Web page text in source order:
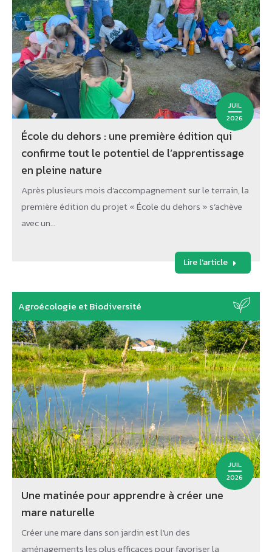
JUIL
2026
École du dehors : une première édition qui
confirme tout le potentiel de l’apprentissage
en pleine nature
Après plusieurs mois d’accompagnement sur le terrain, la
première édition du projet « École du dehors » s’achève
avec un…
Lire l'article
JUIL
2026
Agroécologie et Biodiversité
Une matinée pour apprendre à créer une
mare naturelle
Créer une mare dans son jardin est l’un des
aménagements les plus efficaces pour favoriser la